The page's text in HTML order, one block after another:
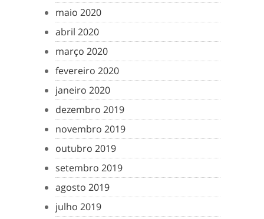
maio 2020
abril 2020
março 2020
fevereiro 2020
janeiro 2020
dezembro 2019
novembro 2019
outubro 2019
setembro 2019
agosto 2019
julho 2019